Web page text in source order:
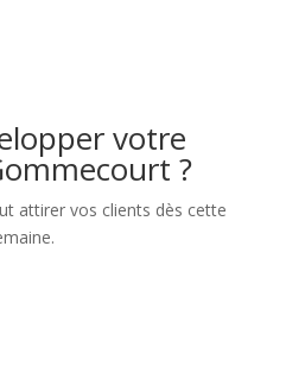
votre
?
attirer vos clients dès cette